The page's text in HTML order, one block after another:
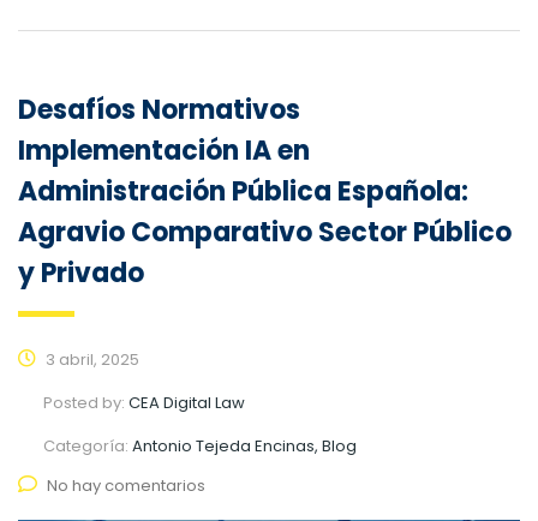
Desafíos Normativos
Implementación IA en
Administración Pública Española:
Agravio Comparativo Sector Público
y Privado
3 abril, 2025
Posted by: CEA Digital Law
Categoría: Antonio Tejeda Encinas, Blog
No hay comentarios